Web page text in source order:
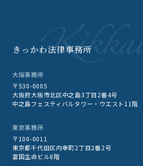
きっかわ法律事務所
大阪事務所
〒530-0005
大阪府大阪市北区中之島3丁目2番4号
中之島フェスティバルタワー・ウエスト11階
東京事務所
〒100-0011
東京都千代田区内幸町2丁目2番2号
富国生命ビル8階